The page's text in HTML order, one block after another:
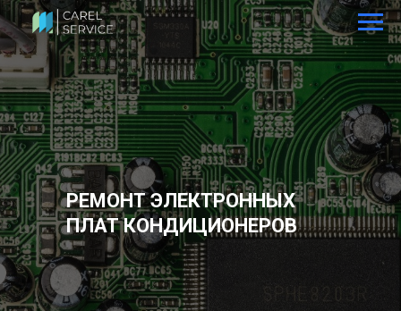
РЕМОНТ ЭЛЕКТРОННЫХ
ПЛАТ КОНДИЦИОНЕРОВ